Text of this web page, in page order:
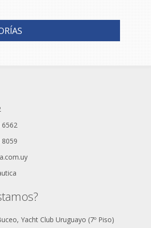
6562
Yacht Club Uruguayo (7º Piso)